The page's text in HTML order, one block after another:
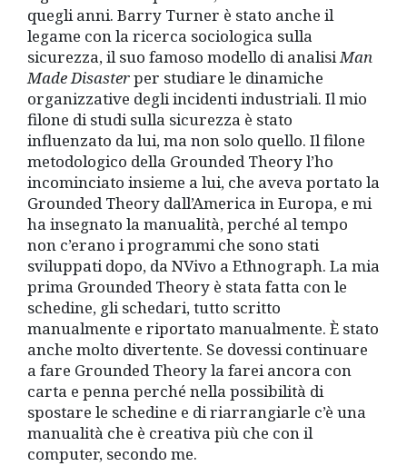
quegli anni. Barry Turner è stato anche il
legame con la ricerca sociologica sulla
sicurezza, il suo famoso modello di analisiMan
Made Disasterper studiare le dinamiche
organizzative degli incidenti industriali. Il mio
filone di studi sulla sicurezza è stato
influenzato da lui, ma non solo quello. Il filone
metodologico della Grounded Theory l’ho
incominciato insieme a lui, che aveva portato la
Grounded Theory dall’America in Europa, e mi
ha insegnato la manualità, perché al tempo
non c’erano i programmi che sono stati
sviluppati dopo, da NVivo a Ethnograph. La mia
prima Grounded Theory è stata fatta con le
schedine, gli schedari, tutto scritto
manualmente e riportato manualmente. È stato
anche molto divertente. Se dovessi continuare
a fare Grounded Theory la farei ancora con
carta e penna perché nella possibilità di
spostare le schedine e di riarrangiarle c’è una
manualità che è creativa più che con il
computer, secondo me.